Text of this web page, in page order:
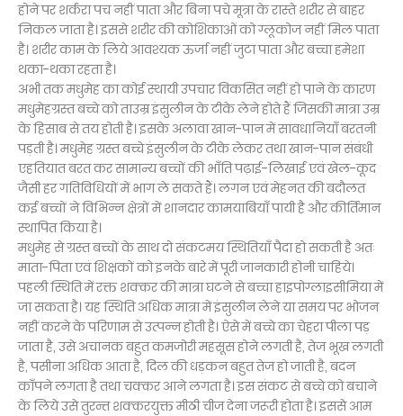
होने पर शर्करा पच नहीं पाता और बिना पचे मूत्रा के रास्ते शरीर से बाहर
निकल जाता है। इससे शरीर की कोशिकाओं को ग्लूकोज नहीं मिल पाता
है। शरीर काम के लिये आवश्यक ऊर्जा नहीं जुटा पाता और बच्चा हमेशा
थका-थका रहता है।
अभी तक मधुमेह का कोई स्थायी उपचार विकसित नहीं हो पाने के कारण
मधुमेहग्रस्त बच्चे को ताउम्र इंसुलीन के टीके लेने होते हैं जिसकी मात्रा उम्र
के हिसाब से तय होती है। इसके अलावा खान-पान में सावधानियाँ बरतनी
पड़ती है। मधुमेह ग्रस्त बच्चे इंसुलीन के टीके लेकर तथा खान-पान संबंधी
एहतियात बरत कर सामान्य बच्चों की भाँति पढ़ाई-लिखाई एवं खेल-कूद
जैसी हर गतिविधियों में भाग ले सकते हैं। लगन एवं मेहनत की बदौलत
कई बच्चों ने विभिन्न क्षेत्रों में शानदार कामयाबियाँ पायी है और कीर्तिमान
स्थापित किया है।
मधुमेह से ग्रस्त बच्चों के साथ दो संकटमय स्थितियाँ पैदा हो सकती है अतः
माता-पिता एवं शिक्षकों को इनके बारे में पूरी जानकारी होनी चाहिये।
पहली स्थिति में रक्त शक्कर की मात्रा घटने से बच्चा हाइपोग्लाइसीमिया में
जा सकता है। यह स्थिति अधिक मात्रा में इंसुलीन लेने या समय पर भोजन
नहीं करने के परिणाम से उत्पन्न होती है। ऐसे में बच्चे का चेहरा पीला पड़
जाता है, उसे अचानक बहुत कमजोरी महसूस होने लगती है, तेज भूख लगती
है, पसीना अधिक आता है, दिल की धड़कन बहुत तेज हो जाती है, बदन
काँपने लगता है तथा चक्कर आने लगता है। इस संकट से बच्चे को बचाने
के लिये उसे तुरन्त शक्करयुक्त मीठी चीज देना जरूरी होता है। इससे आम